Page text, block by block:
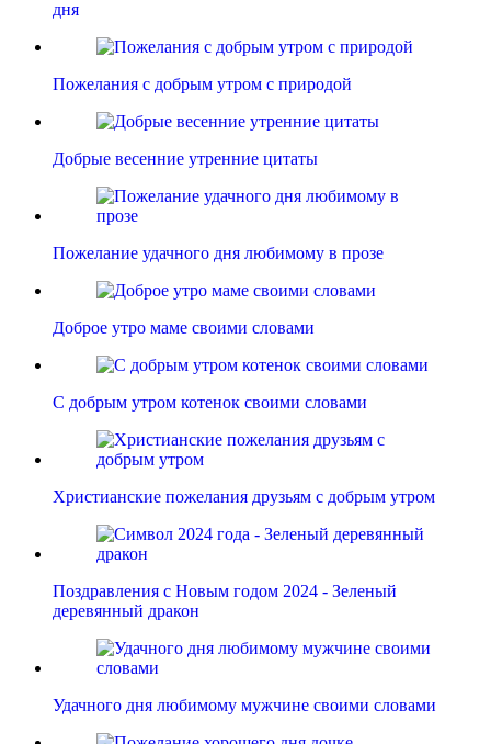
дня
Пожелания с добрым утром с природой
Добрые весенние утренние цитаты
Пожелание удачного дня любимому в прозе
Доброе утро маме своими словами
С добрым утром котенок своими словами
Христианские пожелания друзьям с добрым утром
Поздравления с Новым годом 2024 - Зеленый
деревянный дракон
Удачного дня любимому мужчине своими словами